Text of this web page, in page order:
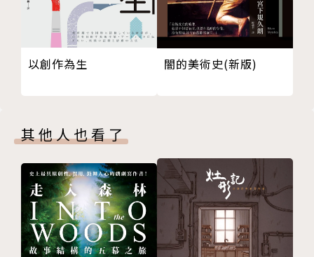
本書以文字拼湊完整鄭問的創作歷程，並涵蓋紀錄片1
35分鐘之外。從鄭問紀錄片拍攝計畫的緣起開始，由
主創者的訪談帶出鄭問紀錄片欲探討切入的角度，如何
從一個喜歡畫畫的人，變成一位畫漫畫的人，從鄭進文
的知情重義。
導演王婉柔帶著劇組實地走訪，台灣、日本、香港、北
京、珠海，蒐集曾經與鄭問交集過的人事物，是鄭問遠
征異鄉的輝煌、技壓群雄的風光。但盛名背後，是他體
力與創意的烈火燃燒、他的好勝與倔強、他的千嘗萬
試、他的艱苦卓絕、他的好學勤讀，以及時刻將自己逼
霹靂帝國漫畫夢｜黃強華
《大霹靂》的牽線人｜溫紹倫
打造港漫傳奇｜黃玉郎
一起看海的時光｜陳景團
被鄭問燙醒的人｜馮志明
三年之後又三年的阿鼻劍電影｜劉偉強
以鄭問學生的姿態出道｜陳某
04中國CHINA
十年，一場遊戲一場夢 2003-2012
從北京到珠海，他很想要挑戰｜鄭問的中國助理們
《千年一問CHEN UEN》鄭問紀錄片電影製作團隊名
以創作為生 闇的美術史(新版)
其他人也看了